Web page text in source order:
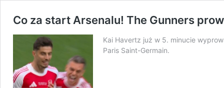
Co za start Arsenalu! The Gunners
Kai Havertz już w 5. minucie
Paris Saint-Germain.